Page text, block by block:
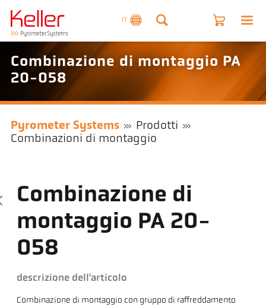
IT
Combinazione di montaggio PA
20-058
Pyrometer Systems
Prodotti
Combinazioni di montaggio
Combinazione di
montaggio PA 20-
058
descrizione dell'articolo
Combinazione di montaggio con gruppo di raffreddamento